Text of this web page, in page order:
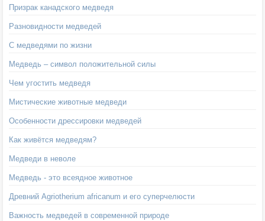
Призрак канадского медведя
Разновидности медведей
С медведями по жизни
Медведь – символ положительной силы
Чем угостить медведя
Мистические животные медведи
Особенности дрессировки медведей
Как живётся медведям?
Медведи в неволе
Медведь - это всеядное животное
Древний Agriotherium africanum и его суперчелюсти
Важность медведей в современной природе